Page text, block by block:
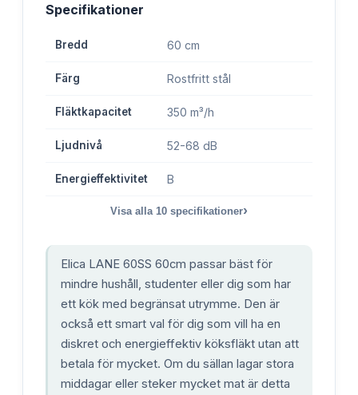
Specifikationer
Bredd 60 cm
Färg Rostfritt stål
Fläktkapacitet 350 m³/h
Ljudnivå 52-68 dB
Energieffektivitet B
Visa alla 10 specifikationer›
Elica LANE 60SS 60cm passar bäst för
mindre hushåll, studenter eller dig som har
ett kök med begränsat utrymme. Den är
också ett smart val för dig som vill ha en
diskret och energieffektiv köksfläkt utan att
betala för mycket. Om du sällan lagar stora
middagar eller steker mycket mat är detta